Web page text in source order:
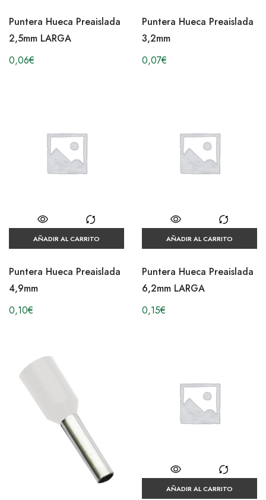
Puntera Hueca Preaislada
2,5mm LARGA
0,06€
Puntera Hueca Preaislada
3,2mm
0,07€
AÑADIR AL CARRITO
Puntera Hueca Preaislada
4,9mm
0,10€
AÑADIR AL CARRITO
Puntera Hueca Preaislada
6,2mm LARGA
0,15€
AÑADIR AL CARRITO